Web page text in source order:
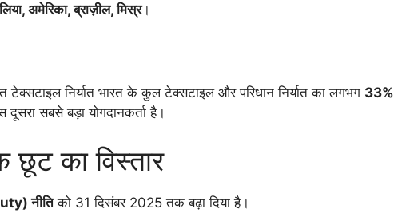
अमेरिका, ब्राज़ील, मिस्र।
निर्यात भारत के कुल टेक्सटाइल और परिधान निर्यात का लगभग 33%
सबसे बड़ा योगदानकर्ता है।
का विस्तार
नीतिको 31 दिसंबर 2025 तक बढ़ा दिया है।